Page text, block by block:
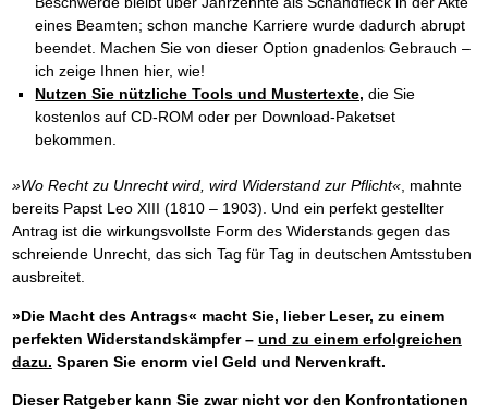
eines Beamten; schon manche Karriere wurde dadurch abrupt
beendet. Machen Sie von dieser Option gnadenlos Gebrauch –
ich zeige Ihnen hier, wie!
Nutzen Sie nützliche Tools und Mustertexte, die Sie
kostenlos auf CD-ROM oder per Download-Paketset
bekommen.
»Wo Recht zu Unrecht wird, wird Widerstand zur Pflicht«, mahnte
bereits Papst Leo XIII (1810 – 1903). Und ein perfekt gestellter
Antrag ist die wirkungsvollste Form des Widerstands gegen das
schreiende Unrecht, das sich Tag für Tag in deutschen Amtsstuben
ausbreitet.
»Die Macht des Antrags« macht Sie, lieber Leser, zu einem
perfekten Widerstandskämpfer – und zu einem erfolgreichen
dazu. Sparen Sie enorm viel Geld und Nervenkraft.
Dieser Ratgeber kann Sie zwar nicht vor den Konfrontationen